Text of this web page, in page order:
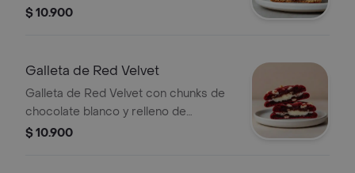
$ 10.900
Galleta de Red Velvet
Galleta de Red Velvet con chunks de
chocolate blanco y relleno de
Cheesecake.
$ 10.900